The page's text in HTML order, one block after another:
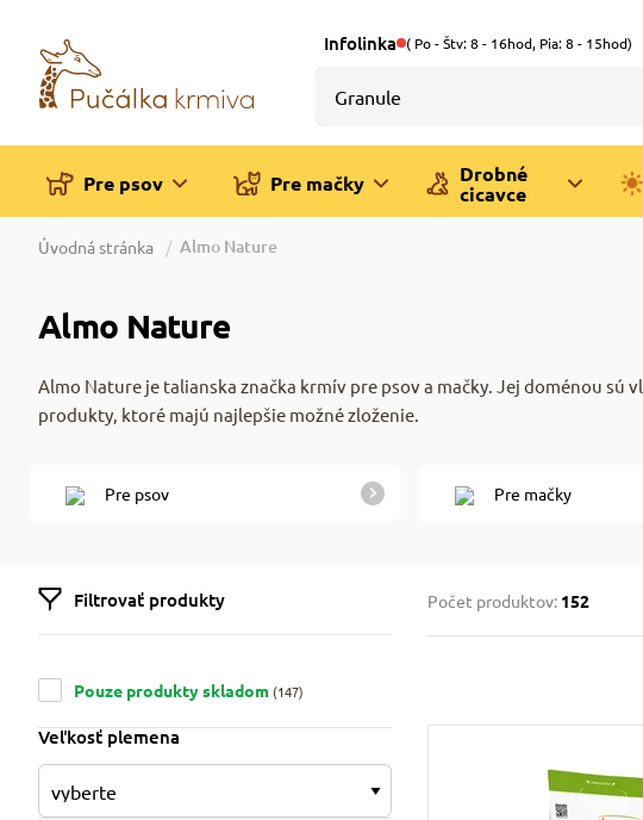
Infolinka ( Po - Štv: 8 - 16hod, Pia: 8 - 15hod)
Pre psov Pre mačky
Drobné
cicavce
Úvodná stránka Almo Nature
Almo Nature
Almo Nature je talianska značka krmív pre psov a mačky. Jej doménou
produkty, ktoré majú najlepšie možné zloženie.
Pre psov Pre mačky
Filtrovať produkty
Pouze produkty skladom(147)
Veľkosť plemena
Počet produktov: 152